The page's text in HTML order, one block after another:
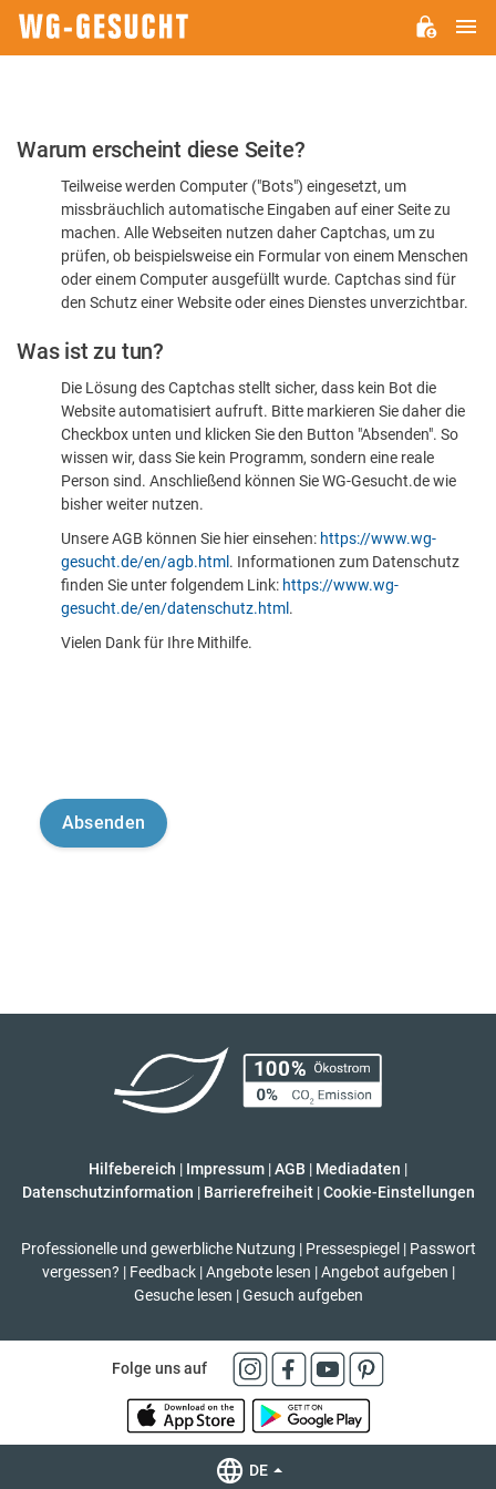
Bitte
dass
sind
Warum erscheint diese Seite?
Teilweise werden Computer ("Bots") eingesetzt, um
missbräuchlich automatische Eingaben auf einer Seite zu
machen. Alle Webseiten nutzen daher Captchas, um zu
prüfen, ob beispielsweise ein Formular von einem Menschen
oder einem Computer ausgefüllt wurde. Captchas sind für
den Schutz einer Website oder eines Dienstes unverzichtbar.
Was ist zu tun?
Die Lösung des Captchas stellt sicher, dass kein Bot die
Website automatisiert aufruft. Bitte markieren Sie daher die
Checkbox unten und klicken Sie den Button "Absenden". So
wissen wir, dass Sie kein Programm, sondern eine reale
Person sind. Anschließend können Sie WG-Gesucht.de wie
bisher weiter nutzen.
Unsere AGB können Sie hier einsehen: https://www.wg-
gesucht.de/en/agb.html . Informationen zum Datenschutz
finden Sie unter folgendem Link: https://www.wg-
gesucht.de/en/datenschutz.html .
Vielen Dank für Ihre Mithilfe.
Hilfebereich | Impressum |AGB | Mediadaten |
Datenschutzinformation | Barrierefreiheit | Cookie-Einstellungen
Professionelle und gewerbliche Nutzung | Pressespiegel | Passwort
vergessen? | Feedback | Angebote lesen | Angebot aufgeben |
Gesuche lesen | Gesuch aufgeben
Folge uns auf
DE